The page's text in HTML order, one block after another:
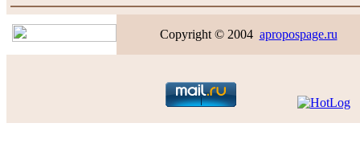
Copyright © 2004 apropospage.ru